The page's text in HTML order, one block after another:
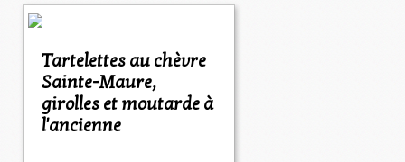
Tartelettes au chèvre
Sainte-Maure,
girolles et moutarde à
l'ancienne